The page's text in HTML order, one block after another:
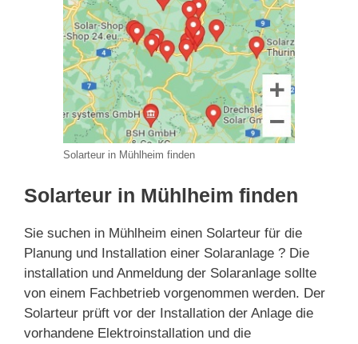
Solarteur in Mühlheim finden
Solarteur in Mühlheim finden
Sie suchen in Mühlheim einen Solarteur für die
Planung und Installation einer Solaranlage ? Die
installation und Anmeldung der Solaranlage sollte
von einem Fachbetrieb vorgenommen werden. Der
Solarteur prüft vor der Installation der Anlage die
vorhandene Elektroinstallation und die